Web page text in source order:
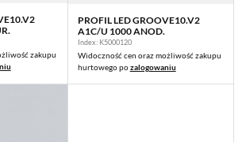
zakupu
PROFIL LED GROOVE10.V2
A1C/U 1000 ANOD.
Index: K5000120
Widoczność cen oraz możliwość zakupu
hurtowego pozalogowaniu